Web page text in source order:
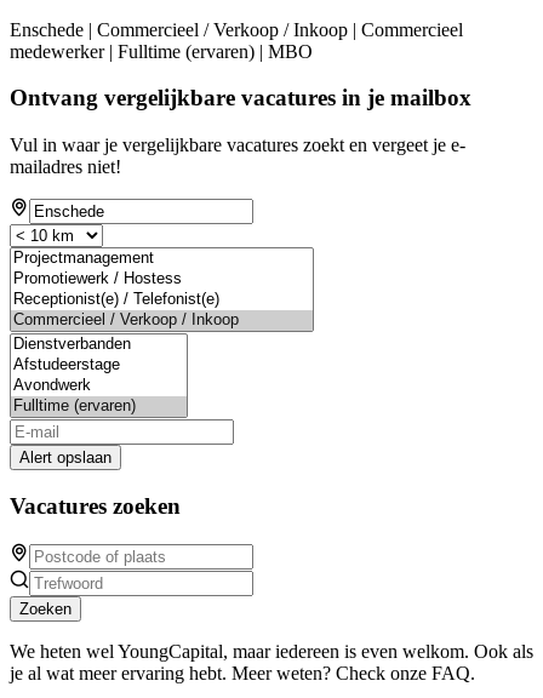
Enschede | Commercieel / Verkoop / Inkoop | Commercieel
medewerker | Fulltime (ervaren) | MBO
Ontvang vergelijkbare vacatures in je mailbox
Vul in waar je vergelijkbare vacatures zoekt en vergeet je e-
mailadres niet!
Alert opslaan
Vacatures zoeken
Zoeken
We heten wel YoungCapital, maar iedereen is even welkom. Ook als
je al wat meer ervaring hebt. Meer weten? Check onze FAQ.